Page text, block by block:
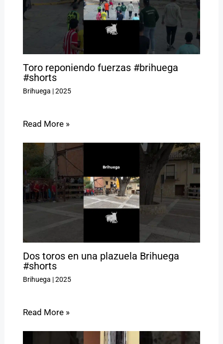
Toro reponiendo fuerzas #brihuega
#shorts
Brihuega |2025
Read More »
Dos toros en una plazuela Brihuega
#shorts
Brihuega |2025
Read More »